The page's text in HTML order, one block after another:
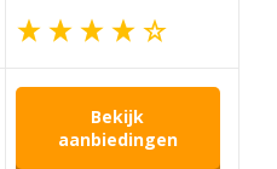
Bekijk
aanbiedingen